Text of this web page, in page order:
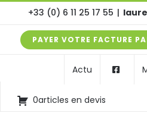
contenu
+33 (0) 6 11 25 17 55 |
PAYER VOTRE FACTURE
Actu
0articles en devis